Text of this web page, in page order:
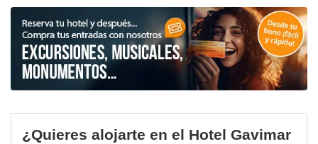
¿Quieres alojarte en el Hotel Gavimar